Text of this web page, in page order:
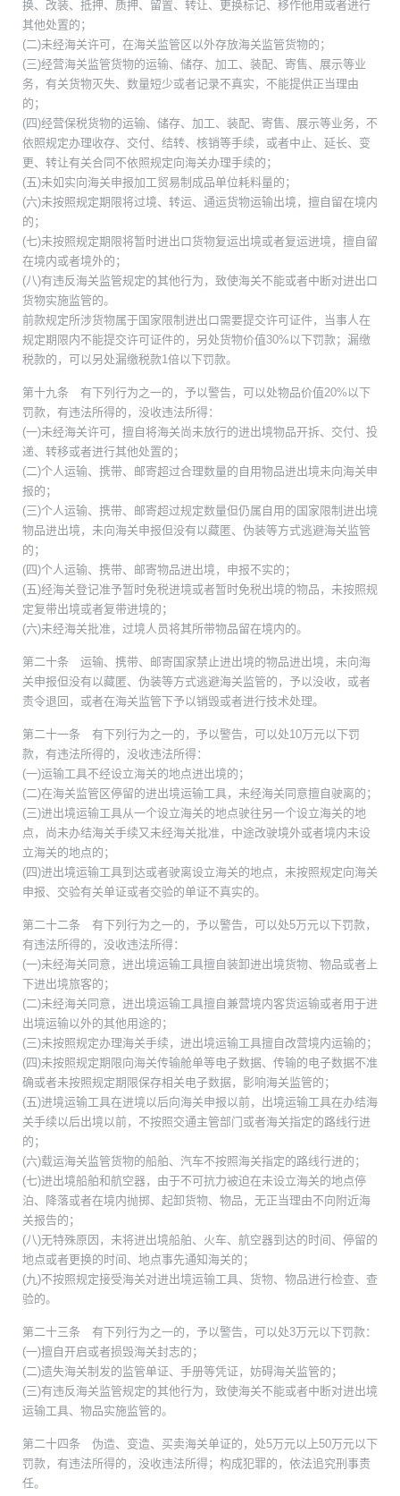
换、改装、抵押、质押、留置、转让、更换标记、移作他用或者进行
其他处置的；
(二)未经海关许可，在海关监管区以外存放海关监管货物的；
(三)经营海关监管货物的运输、储存、加工、装配、寄售、展示等业
务，有关货物灭失、数量短少或者记录不真实，不能提供正当理由
的；
(四)经营保税货物的运输、储存、加工、装配、寄售、展示等业务，不
依照规定办理收存、交付、结转、核销等手续，或者中止、延长、变
更、转让有关合同不依照规定向海关办理手续的；
(五)未如实向海关申报加工贸易制成品单位耗料量的；
(六)未按照规定期限将过境、转运、通运货物运输出境，擅自留在境内
的；
(七)未按照规定期限将暂时进出口货物复运出境或者复运进境，擅自留
在境内或者境外的；
(八)有违反海关监管规定的其他行为，致使海关不能或者中断对进出口
货物实施监管的。
前款规定所涉货物属于国家限制进出口需要提交许可证件，当事人在
规定期限内不能提交许可证件的，另处货物价值30%以下罚款；漏缴
税款的，可以另处漏缴税款1倍以下罚款。
第十九条 有下列行为之一的，予以警告，可以处物品价值20%以下
罚款，有违法所得的，没收违法所得：
(一)未经海关许可，擅自将海关尚未放行的进出境物品开拆、交付、投
递、转移或者进行其他处置的；
(二)个人运输、携带、邮寄超过合理数量的自用物品进出境未向海关申
报的；
(三)个人运输、携带、邮寄超过规定数量但仍属自用的国家限制进出境
物品进出境，未向海关申报但没有以藏匿、伪装等方式逃避海关监管
的；
(四)个人运输、携带、邮寄物品进出境，申报不实的；
(五)经海关登记准予暂时免税进境或者暂时免税出境的物品，未按照规
定复带出境或者复带进境的；
(六)未经海关批准，过境人员将其所带物品留在境内的。
第二十条 运输、携带、邮寄国家禁止进出境的物品进出境，未向海
关申报但没有以藏匿、伪装等方式逃避海关监管的，予以没收，或者
责令退回，或者在海关监管下予以销毁或者进行技术处理。
第二十一条 有下列行为之一的，予以警告，可以处10万元以下罚
款，有违法所得的，没收违法所得：
(一)运输工具不经设立海关的地点进出境的；
(二)在海关监管区停留的进出境运输工具，未经海关同意擅自驶离的；
(三)进出境运输工具从一个设立海关的地点驶往另一个设立海关的地
点，尚未办结海关手续又未经海关批准，中途改驶境外或者境内未设
立海关的地点的；
(四)进出境运输工具到达或者驶离设立海关的地点，未按照规定向海关
申报、交验有关单证或者交验的单证不真实的。
第二十二条 有下列行为之一的，予以警告，可以处5万元以下罚款，
有违法所得的，没收违法所得：
(一)未经海关同意，进出境运输工具擅自装卸进出境货物、物品或者上
下进出境旅客的；
(二)未经海关同意，进出境运输工具擅自兼营境内客货运输或者用于进
出境运输以外的其他用途的；
(三)未按照规定办理海关手续，进出境运输工具擅自改营境内运输的；
(四)未按照规定期限向海关传输舱单等电子数据、传输的电子数据不准
确或者未按照规定期限保存相关电子数据，影响海关监管的；
(五)进境运输工具在进境以后向海关申报以前，出境运输工具在办结海
关手续以后出境以前，不按照交通主管部门或者海关指定的路线行进
的；
(六)载运海关监管货物的船舶、汽车不按照海关指定的路线行进的；
(七)进出境船舶和航空器，由于不可抗力被迫在未设立海关的地点停
泊、降落或者在境内抛掷、起卸货物、物品，无正当理由不向附近海
关报告的；
(八)无特殊原因，未将进出境船舶、火车、航空器到达的时间、停留的
地点或者更换的时间、地点事先通知海关的；
(九)不按照规定接受海关对进出境运输工具、货物、物品进行检查、查
验的。
第二十三条 有下列行为之一的，予以警告，可以处3万元以下罚款：
(一)擅自开启或者损毁海关封志的；
(二)遗失海关制发的监管单证、手册等凭证，妨碍海关监管的；
(三)有违反海关监管规定的其他行为，致使海关不能或者中断对进出境
运输工具、物品实施监管的。
第二十四条 伪造、变造、买卖海关单证的，处5万元以上50万元以下
罚款，有违法所得的，没收违法所得；构成犯罪的，依法追究刑事责
任。